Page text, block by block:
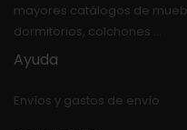
mayores catálogos de
dormitorios, colchones …
Ayuda
Envíos y gastos de envío